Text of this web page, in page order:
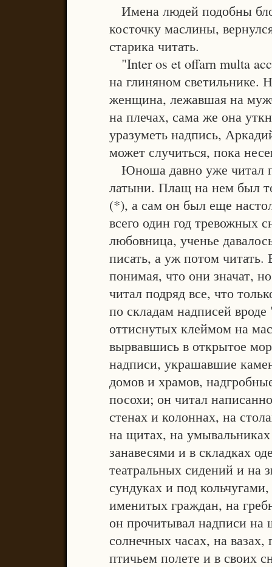
Имена людей подобны
косточку маслины,
старика читать.
"Inter os et offarn multa
на глиняном светильнике.
женщина, лежавшая на
на плечах, сама же она
уразуметь надпись,
может случиться, пока
Юноша давно уже читал
латыни. Плащ на нем был
(*), а сам он был еще
всего один год тревожных
любовница, ученье
писать, а уж потом
понимая, что они значат,
читал подряд все, что
по складам надписей
оттиснутых клеймом на
вырвавшись в открытое
надписи, украшавшие
домов и храмов,
посохи; он читал
стенах и колоннах, на
на щитах, на
занавесями и в складках
театральных сидений и на
сундуках и под
именитых граждан, на
он прочитывал надписи на
солнечных часах, на
птичьем полете и в своих